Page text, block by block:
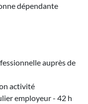
dépendante
auprès de
activité
employeur - 42 h